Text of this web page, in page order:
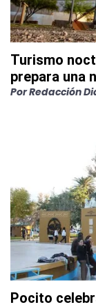
Turismo
prepara una
PorRedacción
Pocito